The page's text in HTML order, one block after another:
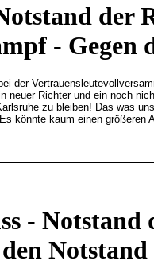
der
-
Richter und ein noch
zu bleiben! Das was
könnte kaum einen größeren
-